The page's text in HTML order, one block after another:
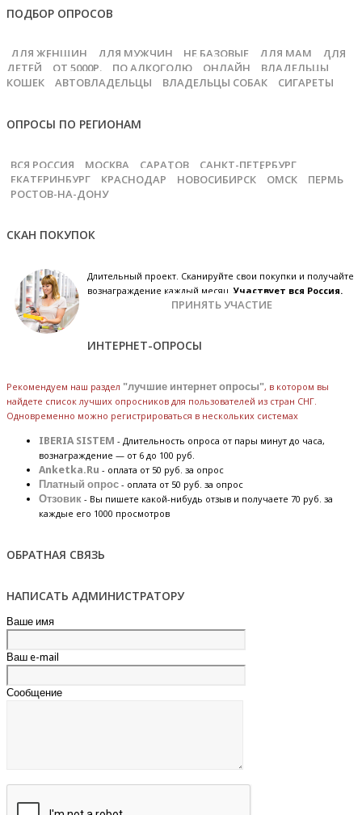
ПОДБОР ОПРОСОВ
ДЛЯ ЖЕНЩИН ДЛЯ МУЖЧИН НЕ БАЗОВЫЕ ДЛЯ МАМ
ДЛЯ
ДЕТЕЙ
ОТ 5000Р. ПО АЛКОГОЛЮ ОНЛАЙН
ВЛАДЕЛЬЦЫ
КОШЕК
АВТОВЛАДЕЛЬЦЫ ВЛАДЕЛЬЦЫ СОБАК СИГАРЕТЫ
ОПРОСЫ ПО РЕГИОНАМ
ВСЯ РОССИЯ МОСКВА САРАТОВ
САНКТ-ПЕТЕРБУРГ
ЕКАТЕРИНБУРГ
КРАСНОДАР НОВОСИБИРСК ОМСК
ПЕРМЬ
РОСТОВ-НА-ДОНУ
СКАН ПОКУПОК
Длительный проект. Сканируйте свои покупки и получайте
вознаграждение каждый месяц.Участвует вся Россия.
ПРИНЯТЬ УЧАСТИЕ
ИНТЕРНЕТ-ОПРОСЫ
Рекомендуем наш раздел "лучшие интернет опросы", в котором вы
найдете список лучших опросников для пользователей из стран СНГ.
Одновременно можно регистрироваться в нескольких системах
IBERIA SISTEM - Длительность опроса от пары минут до часа,
вознаграждение — от 6 до 100 руб.
Anketka.Ru - оплата от 50 руб. за опрос
Платный опрос - оплата от 50 руб. за опрос
Отзовик - Вы пишете какой-нибудь отзыв и получаете 70 руб. за
каждые его 1000 просмотров
ОБРАТНАЯ СВЯЗЬ
НАПИСАТЬ АДМИНИСТРАТОРУ
Ваше имя
Ваш e-mail
Сообщение